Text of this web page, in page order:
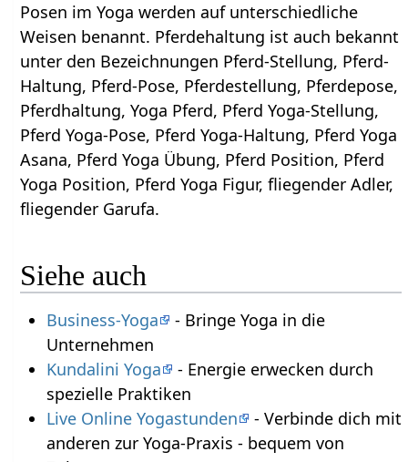
Posen im Yoga werden auf unterschiedliche
Weisen benannt. Pferdehaltung ist auch bekannt
unter den Bezeichnungen Pferd-Stellung, Pferd-
Haltung, Pferd-Pose, Pferdestellung, Pferdepose,
Pferdhaltung, Yoga Pferd, Pferd Yoga-Stellung,
Pferd Yoga-Pose, Pferd Yoga-Haltung, Pferd Yoga
Asana, Pferd Yoga Übung, Pferd Position, Pferd
Yoga Position, Pferd Yoga Figur, fliegender Adler,
fliegender Garufa.
Siehe auch
Business-Yoga
- Bringe Yoga in die
Unternehmen
Kundalini Yoga
- Energie erwecken durch
spezielle Praktiken
Live Online Yogastunden
- Verbinde dich mit
anderen zur Yoga-Praxis - bequem von